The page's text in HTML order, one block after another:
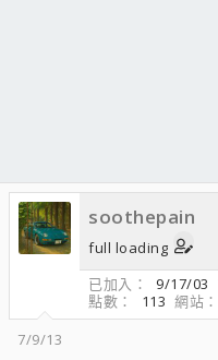
soothepain
full loading
已加入
9/17/03
點數
113 網站
7/9/13